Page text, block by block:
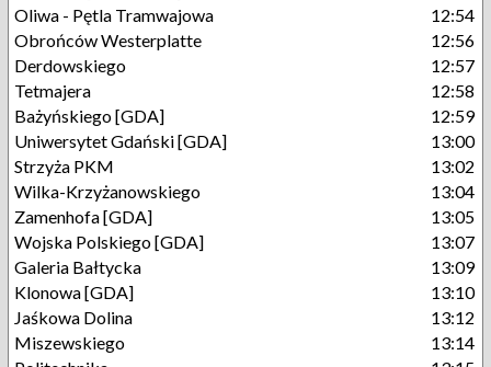
Oliwa - Pętla Tramwajowa
12:54
Obrońców Westerplatte
12:56
Derdowskiego
12:57
Tetmajera
12:58
Bażyńskiego [GDA]
12:59
Uniwersytet Gdański [GDA]
13:00
Strzyża PKM
13:02
Wilka-Krzyżanowskiego
13:04
Zamenhofa [GDA]
13:05
Wojska Polskiego [GDA]
13:07
Galeria Bałtycka
13:09
Klonowa [GDA]
13:10
Jaśkowa Dolina
13:12
Miszewskiego
13:14